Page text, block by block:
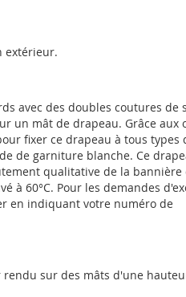
extérieur.
avec des doubles coutures de
un mât de drapeau. Grâce aux
fixer ce drapeau à tous types
de garniture blanche. Ce
qualitative de la bannière
à 60°C. Pour les demandes
en indiquant votre numéro de
rendu sur des mâts d'une